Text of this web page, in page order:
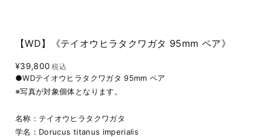
【WD】《テイオウヒラタクワガタ 95mm ペア》
¥39,800 税込
●WDテイオウヒラタクワガタ 95mm ペア
※写真が対象個体となります。
名称：テイオウヒラタクワガタ
学名：Dorucus titanus imperialis